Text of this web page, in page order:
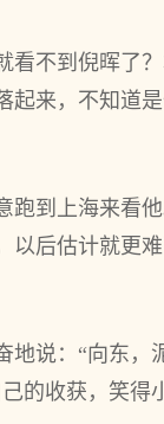
不到倪晖了？
起来，不知道
跑到上海来看
以后估计就更
说：“向东，
的收获，笑得